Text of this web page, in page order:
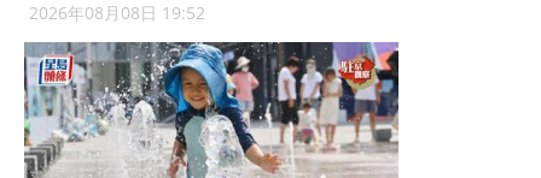
2026年08月08日 19:52